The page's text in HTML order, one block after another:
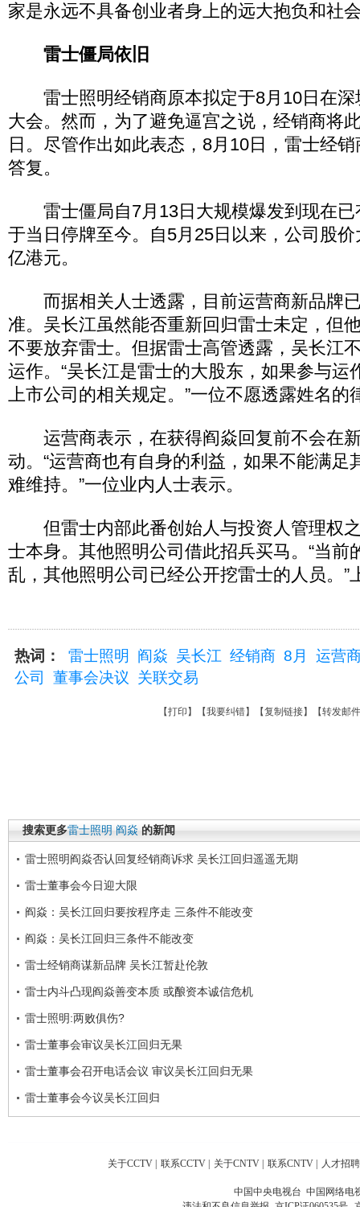
家是永远不具备创业者身上的远大抱负和社
雷士僵局依旧
雷士照明经销商原本拟定于8月10日在深
大会。然而，为了避免逼宫之说，经销商将
日。尽管作出如此表态，8月10日，雷士经
答复。
雷士僵局自7月13日大规模爆发到现在已
于当日停牌至今。自5月25日以来，公司股
亿港元。
而据相关人士透露，目前运营商新品牌
准。吴长江虽然能否重新回归雷士未定，但
不要放弃雷士。但据雷士高管透露，吴长江
运作。“吴长江是雷士的大股东，如果参与运
上市公司的相关规定。”一位不愿透露姓名的
运营商表示，在获得阎焱回复前不会在
动。“运营商也有自身的利益，如果不能满足
难维持。”一位业内人士表示。
但雷士内部此番创始人与投资人管理权
士本身。其他照明公司借此招兵买马。“当前
乱，其他照明公司已经公开挖雷士的人员。”
热词： 雷士照明 阎焱 吴长江 经销商 8月
运营
公司
董事会决议 关联交易
【打印 】【我要纠错】【复制链接】【转发邮件
搜索更多雷士照明 阎焱 的新闻
雷士照明阎焱否认回复经销商诉求 吴长江回归遥遥无期
雷士董事会今日迎大限
阎焱：吴长江回归要按程序走 三条件不能改变
阎焱：吴长江回归三条件不能改变
雷士经销商谋新品牌 吴长江暂赴伦敦
雷士内斗凸现阎焱善变本质 或酿资本诚信危机
雷士照明:两败俱伤?
雷士董事会审议吴长江回归无果
雷士董事会召开电话会议 审议吴长江回归无果
雷士董事会今议吴长江回归
关于CCTV 联系CCTV 关于CNTV 联系CNTV 人才招聘
中国中央电视台 中国网络电